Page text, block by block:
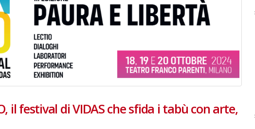
il festival di VIDAS che sfida i tabù con arte,